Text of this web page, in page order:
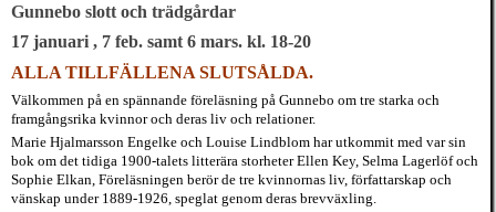
Gunnebo slott och trädgårdar
17 januari , 7 feb. samt 6 mars. kl. 18-20
ALLA TILLFÄLLENA SLUTSÅLDA.
Välkommen på en spännande föreläsning på Gunnebo om tre starka och
framgångsrika kvinnor och deras liv och relationer.
Marie Hjalmarsson Engelke och Louise Lindblom har utkommit med var sin
bok om det tidiga 1900-talets litterära storheter Ellen Key, Selma Lagerlöf och
Sophie Elkan, Föreläsningen berör de tre kvinnornas liv, författarskap och
vänskap under 1889-1926, speglat genom deras brevväxling.